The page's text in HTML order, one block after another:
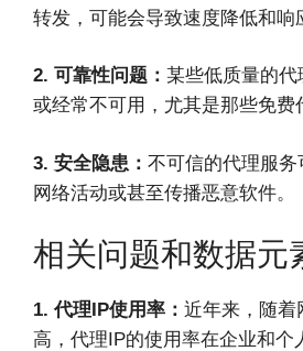
转发，可能会导致速度降低和响
2. 可靠性问题： 某些低质量的代
或经常不可用，尤其是那些免费
3. 安全隐患： 不可信的代理服
网络活动或甚至传播恶意软件。
相关问题和数据元
1. 代理IP使用率： 近年来，随着
高，代理IP的使用率在企业和个